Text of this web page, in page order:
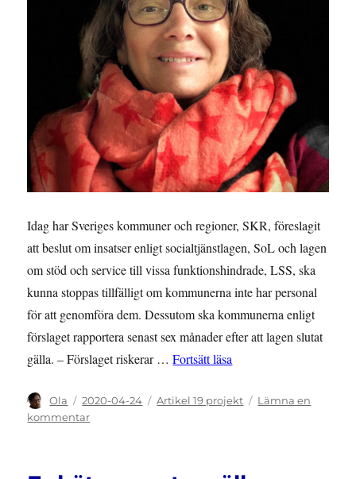
Idag har Sveriges kommuner och regioner, SKR, föreslagit
att beslut om insatser enligt socialtjänstlagen, SoL och lagen
om stöd och service till vissa funktionshindrade, LSS, ska
kunna stoppas tillfälligt om kommunerna inte har personal
för att genomföra dem. Dessutom ska kommunerna enligt
förslaget rapportera senast sex månader efter att lagen slutat
gälla. – Förslaget riskerar …Fortsätt läsa
Författare
Ola
Publicerat
den
2020-04-24 Kategorier
Artikel 19 projekt
Lämna en
kommentartill